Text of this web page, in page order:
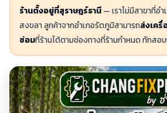
ร้านตั้งอยู่ที่สุราษฎร์ธานี — เราไม่มีสาขาที่อ
สงขลา ลูกค้าจากอำเภอรัตภูมิสามารถส่งเครื่
ซ่อมที่ร้านได้ตามช่องทางที่ร้านกำหนด ทักสอ